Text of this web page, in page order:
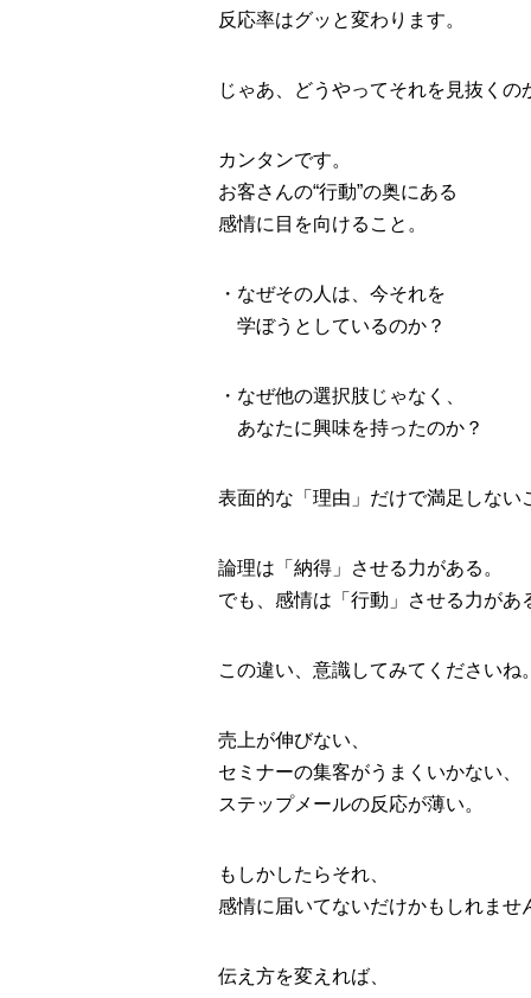
反応率はグッと変わります。
じゃあ、どうやってそれを見抜くの
カンタンです。
お客さんの“行動”の奥にある
感情に目を向けること。
・なぜその人は、今それを
学ぼうとしているのか？
・なぜ他の選択肢じゃなく、
あなたに興味を持ったのか？
表面的な「理由」だけで満足しない
論理は「納得」させる力がある。
でも、感情は「行動」させる力があ
この違い、意識してみてくださいね
売上が伸びない、
セミナーの集客がうまくいかない、
ステップメールの反応が薄い。
もしかしたらそれ、
感情に届いてないだけかもしれませ
伝え方を変えれば、